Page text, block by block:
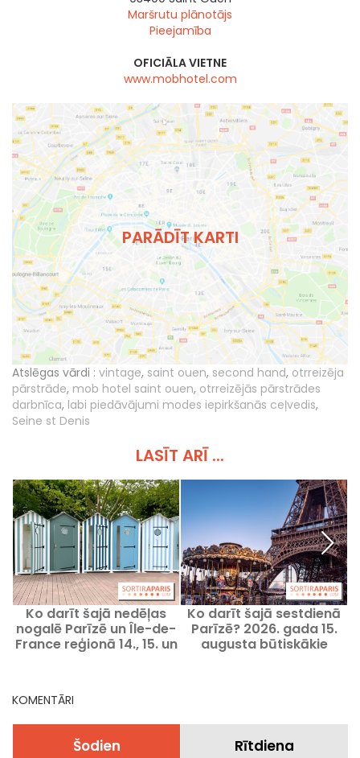
Maršrutu plānotājs
Pieejamība
OFICIĀLA VIETNE
www.mobhotel.com
PARĀDĪT KARTI
Atslēgas vārdi : vintage, saint ouen, second hand, otrreizēja
pārstrāde, mob hotel saint ouen, otrreizējās pārstrādes
darbnīca, labi piedāvājumi modes iepirkšanās ceļvedis,
Seine st Denis
LASĪT ARĪ ...
Ko darīt šajā nedēļas
nogalē Parīzē un Île-de-
France reģionā 14., 15. un
Ko darīt šajā sestdienā
Parīzē? 2026. gada 15.
augusta būtiskākie
KOMENTĀRI
Šodien Rītdiena